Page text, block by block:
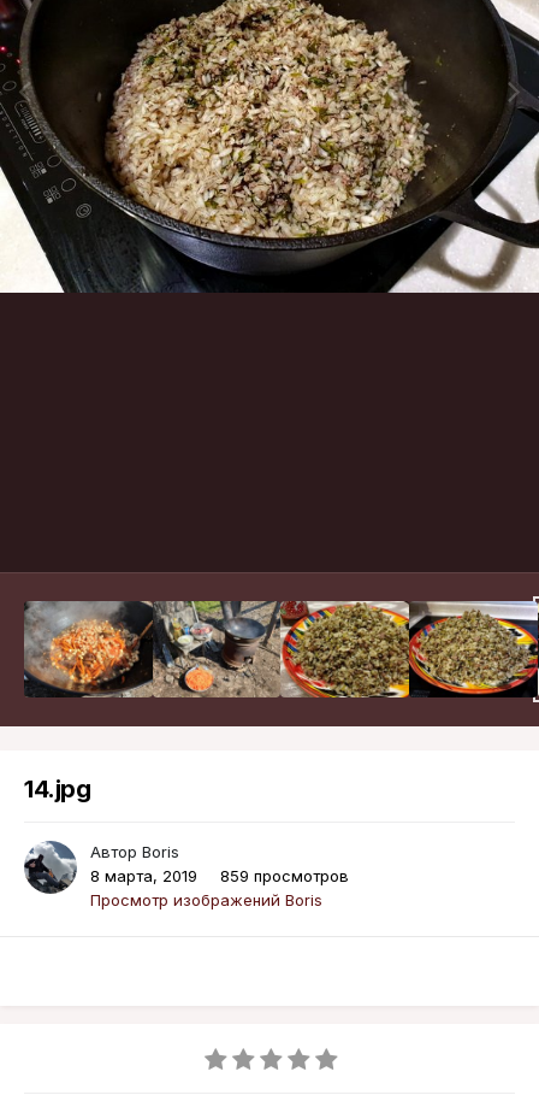
14.jpg
Автор Boris
8 марта, 2019
859 просмотров
Просмотр изображений Boris